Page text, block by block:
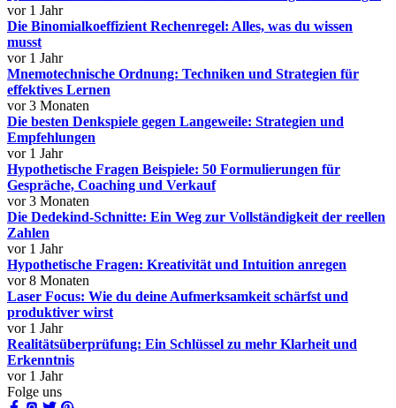
vor 1 Jahr
Die Binomialkoeffizient Rechenregel: Alles, was du wissen
musst
vor 1 Jahr
Mnemotechnische Ordnung: Techniken und Strategien für
effektives Lernen
vor 3 Monaten
Die besten Denkspiele gegen Langeweile: Strategien und
Empfehlungen
vor 1 Jahr
Hypothetische Fragen Beispiele: 50 Formulierungen für
Gespräche, Coaching und Verkauf
vor 3 Monaten
Die Dedekind-Schnitte: Ein Weg zur Vollständigkeit der reellen
Zahlen
vor 1 Jahr
Hypothetische Fragen: Kreativität und Intuition anregen
vor 8 Monaten
Laser Focus: Wie du deine Aufmerksamkeit schärfst und
produktiver wirst
vor 1 Jahr
Realitätsüberprüfung: Ein Schlüssel zu mehr Klarheit und
Erkenntnis
vor 1 Jahr
Folge uns